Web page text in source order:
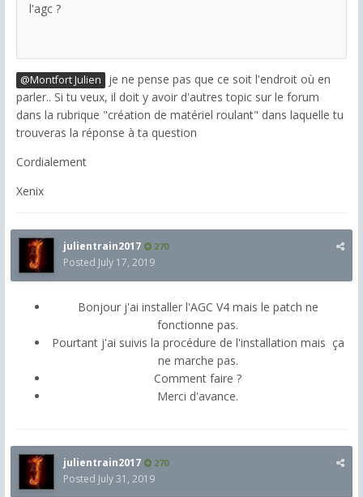
l'agc ?
@Montfort Julien
je ne pense pas que ce soit l'endroit où en
parler.. Si tu veux, il doit y avoir d'autres topic sur le forum
dans la rubrique "création de matériel roulant" dans laquelle tu
trouveras la réponse à ta question
Cordialement
Xenix
julientrain2017 270
Posted July 17, 2019
Bonjour j'ai installer l'AGC V4 mais le patch ne
fonctionne pas.
Pourtant j'ai suivis la procédure de l'installation mais ça
ne marche pas.
Comment faire ?
Merci d'avance.
julientrain2017 270
Posted July 31, 2019